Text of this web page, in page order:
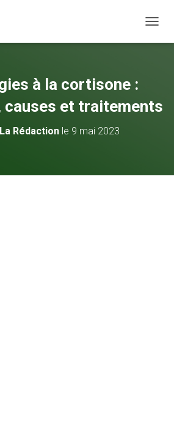
à la cortisone :
causes et traitements
La Rédaction le 9 mai 2023